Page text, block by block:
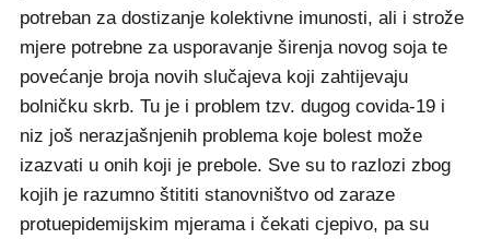
potreban za dostizanje kolektivne imunosti, ali i strože
mjere potrebne za usporavanje širenja novog soja te
povećanje broja novih slučajeva koji zahtijevaju
bolničku skrb. Tu je i problem tzv. dugog covida-19 i
niz još nerazjašnjenih problema koje bolest može
izazvati u onih koji je prebole. Sve su to razlozi zbog
kojih je razumno štititi stanovništvo od zaraze
protuepidemijskim mjerama i čekati cjepivo, pa su